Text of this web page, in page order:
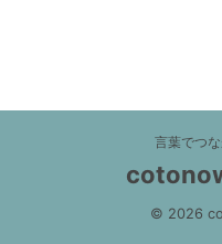
言葉でつ
© 2026